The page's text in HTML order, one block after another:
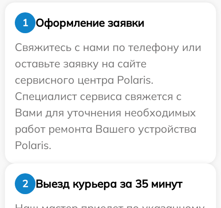
1
Оформление заявки
Свяжитесь с нами по телефону или
оставьте заявку на сайте
сервисного центра Polaris.
Специалист сервиса свяжется с
Вами для уточнения необходимых
работ ремонта Вашего устройства
Polaris.
2
Выезд курьера за 35 минут